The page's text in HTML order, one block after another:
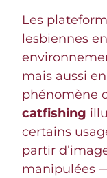
Les
lesbiennes
mais aussi
phénomène
catfishing
certains
partir
manipulées